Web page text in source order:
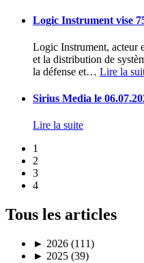
Logic Instrument vise
Logic Instrument, acteur
et la distribution de
la défense et… Lire la
Sirius Media le
Lire la suite
1
2
3
4
Tous les articles
► 2026 (111)
► 2025 (39)